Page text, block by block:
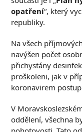
opatření“, který
republiky.
Na všech
navýšen počet
přichystány
proškoleni, jak v
koronavirem
V
oddělení, všechna